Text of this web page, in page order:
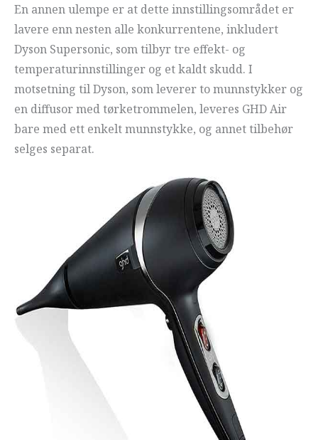
En annen ulempe er at dette innstillingsområdet er
lavere enn nesten alle konkurrentene, inkludert
Dyson Supersonic, som tilbyr tre effekt- og
temperaturinnstillinger og et kaldt skudd. I
motsetning til Dyson, som leverer to munnstykker og
en diffusor med tørketrommelen, leveres GHD Air
bare med ett enkelt munnstykke, og annet tilbehør
selges separat.